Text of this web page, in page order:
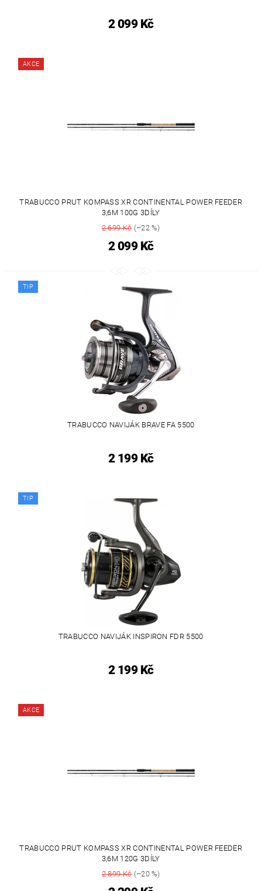
2 099 Kč
AKCE
TRABUCCO PRUT KOMPASS XR CONTINENTAL POWER FEEDER
3,6M 100G 3DÍLY
2 699 Kč(–22 %)
2 099 Kč
TIP
TRABUCCO NAVIJÁK BRAVE FA 5500
2 199 Kč
TIP
TRABUCCO NAVIJÁK INSPIRON FDR 5500
2 199 Kč
AKCE
TRABUCCO PRUT KOMPASS XR CONTINENTAL POWER FEEDER
3,6M 120G 3DÍLY
2 899 Kč(–20 %)